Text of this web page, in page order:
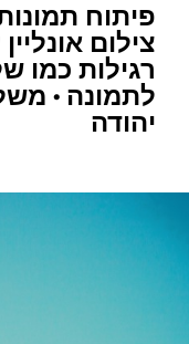
פיתוח
צילום
לתמונה •
יהודה